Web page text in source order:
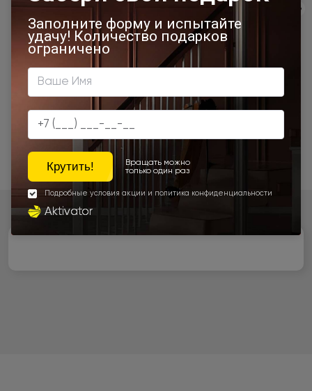
Экологичность Сервис